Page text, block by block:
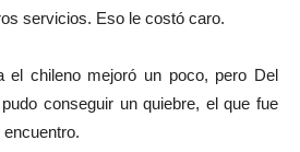
servicios. Eso le costó caro.
el chileno mejoró un poco, pero Del
conseguir un quiebre, el que fue